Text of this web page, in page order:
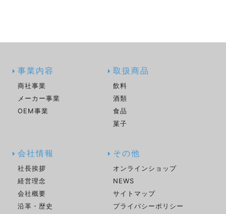
事業内容
商社事業
メーカー事業
OEM事業
取扱商品
飲料
酒類
食品
菓子
会社情報
社長挨拶
経営理念
会社概要
沿革・歴史
その他
オンラインショップ
NEWS
サイトマップ
プライバシーポリシー